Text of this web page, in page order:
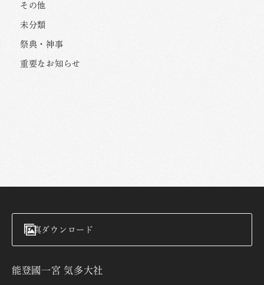
その他
未分類
祭典・神事
重要なお知らせ
写真ダウンロード
能登國一宮 気多大社